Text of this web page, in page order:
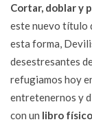
Cortar, doblar y
este nuevo título
esta forma,
desestresantes
refugiamos hoy
entretenernos y
con un libro